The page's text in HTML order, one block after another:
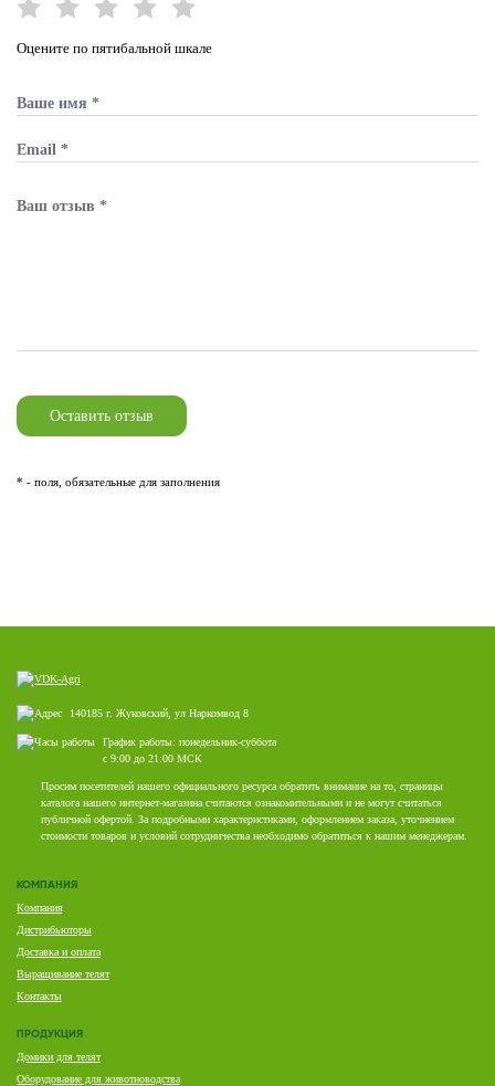
Оцените по пятибальной шкале
* - поля, обязательные для заполнения
140185 г. Жуковский, ул Наркомвод 8
График работы: понедельник-суббота
с 9:00 до 21:00 МСК
Просим посетителей нашего официального ресурса обратить внимание на то, страницы
каталога нашего интернет-магазина считаются ознакомительными и не могут считаться
публичной офертой. За подробными характеристиками, оформлением заказа, уточнением
стоимости товаров и условий сотрудничества необходимо обратиться к нашим менеджерам.
КОМПАНИЯ
Компания
Дистрибьюторы
Доставка и оплата
Выращивание телят
Контакты
ПРОДУКЦИЯ
Домики для телят
Оборудование для животноводства